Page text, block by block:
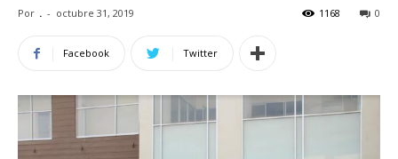
Por . - octubre 31, 2019 0
1168
Facebook Twitter